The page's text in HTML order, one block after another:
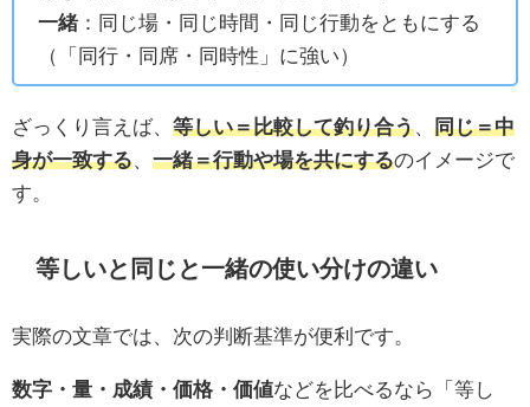
一緒：同じ場・同じ時間・同じ行動をともにする
（「同行・同席・同時性」に強い）
ざっくり言えば、 等しい＝比較して釣り合う
同じ＝中
身が一致する
一緒＝行動や場を共にするのイメージで
す。
等しいと同じと一緒の使い分けの違い
実際の文章では、次の判断基準が便利です。
数字・量・成績・価格・価値などを比べるなら「等し